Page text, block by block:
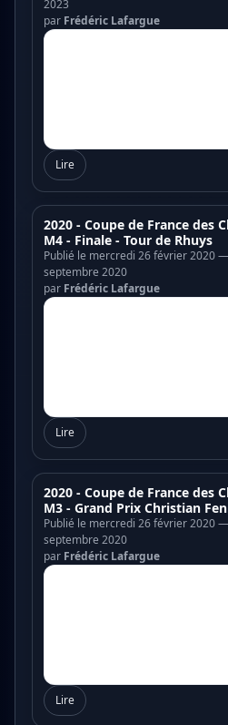
2023
par Frédéric Lafargue
Lire
2020 - Coupe de France des
M4 - Finale - Tour de Rhuys
Publié le mercredi 26 février 2020
septembre 2020
par Frédéric Lafargue
Lire
2020 - Coupe de France des
M3 - Grand Prix Christian
Publié le mercredi 26 février 2020
septembre 2020
par Frédéric Lafargue
Lire